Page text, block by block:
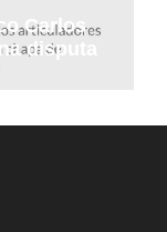
Carlos
disputa